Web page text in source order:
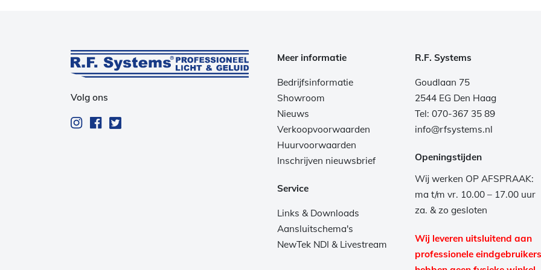
Volg ons
Meer informatie
Bedrijfsinformatie
Showroom
Nieuws
Verkoopvoorwaarden
Huurvoorwaarden
Inschrijven nieuwsbrief
Service
Links & Downloads
Aansluitschema's
NewTek NDI & Livestream
R.F. Systems
Goudlaan 75
2544 EG Den Haag
Tel: 070-367 35 89
info@rfsystems.nl
Openingstijden
Wij werken OP AFSPRAAK:
ma t/m vr. 10.00 – 17.00 uur
za. & zo gesloten
Wij leveren uitsluitend aan
professionele